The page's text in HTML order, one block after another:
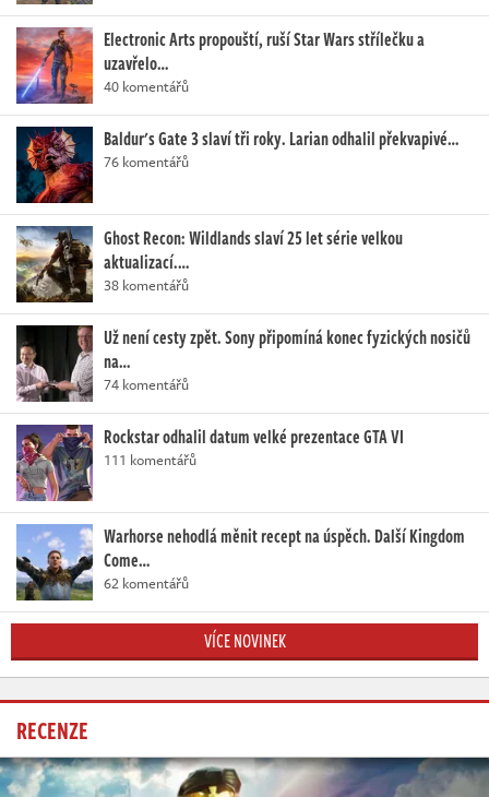
Electronic Arts propouští, ruší Star Wars střílečku a
uzavřelo…
40 komentářů
Baldur's Gate 3 slaví tři roky. Larian odhalil překvapivé…
76 komentářů
Ghost Recon: Wildlands slaví 25 let série velkou
aktualizací.…
38 komentářů
Už není cesty zpět. Sony připomíná konec fyzických nosičů
na…
74 komentářů
Rockstar odhalil datum velké prezentace GTA VI
111 komentářů
Warhorse nehodlá měnit recept na úspěch. Další Kingdom
Come…
62 komentářů
VÍCE NOVINEK
RECENZE